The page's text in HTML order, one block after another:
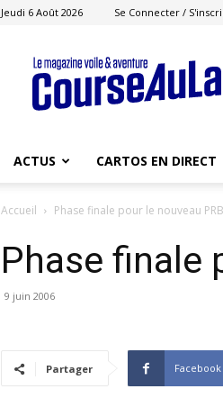
Jeudi 6 Août 2026 Se Connecter /
Course
au
Large
ACTUS CARTOS EN DIRECT
Accueil Phase finale pour le nouveau PRB
Phase finale
9 juin 2006
Partager Facebook